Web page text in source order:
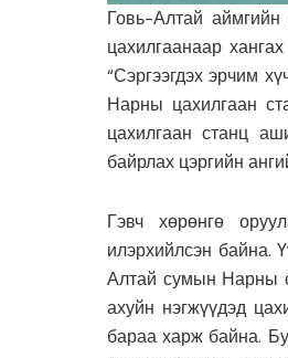
Говь-Алтай
цахилгаанаар
“Сэргээгдэх эрчим
Нарны цахилгаан
цахилгаан станц
байрлах цэргийн
Гэвч хөрөнгө
илэрхийлсэн байна.
Алтай сумын Нарны
ахуйн нэгжүүдэд
бараа харж байна.